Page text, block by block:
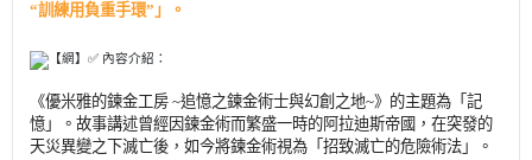
“訓練用負重手環”」。
【網】✅ 內容介紹：
《優米雅的鍊金工房 ~追憶之鍊金術士與幻創之地~》的主題為「記
憶」。故事講述曾經因鍊金術而繁盛一時的阿拉迪斯帝國，在突發的
天災異變之下滅亡後，如今將鍊金術視為「招致滅亡的危險術法」。